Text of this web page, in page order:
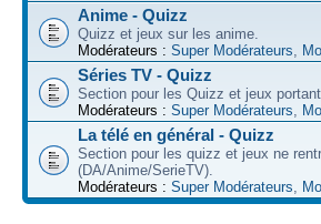
Anime - Quizz
Quizz et jeux sur les anime.
Modérateurs : Super Modérateurs
Séries TV - Quizz
Section pour les Quizz et jeux
Modérateurs : Super Modérateurs
La télé en général - Quizz
Section pour les quizz et jeux ne
(DA/Anime/SerieTV).
Modérateurs : Super Modérateurs